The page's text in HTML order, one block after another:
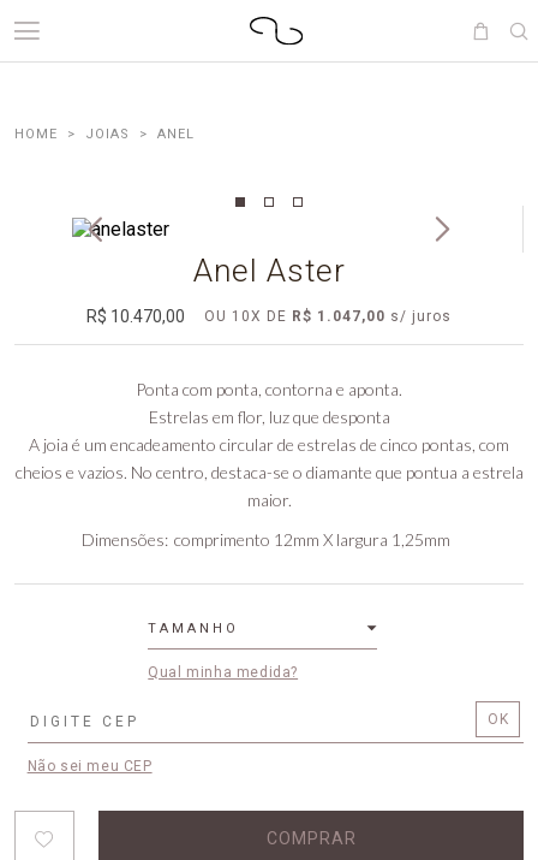
JOIAS ANEL
Anel Aster
R$ 10.470,00 OU 10X DE R$ 1.047,00
Ponta com ponta, contorna e aponta.
Estrelas em flor, luz que desponta
A joia é um encadeamento circular de estrelas de cinco pontas, com
cheios e vazios. No centro, destaca-se o diamante que pontua a estrela
maior.
Dimensões comprimento 12mm X largura 1,25mm
TAMANHO
Qual minha medida?
Não sei meu CEP
COMPRAR